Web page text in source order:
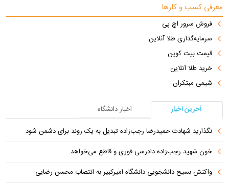
معرفی کسب و کارها
فروش سرور اچ پی
سرمایه‌گذاری طلا آنلاین
قیمت بیت کوین
خرید طلا آنلاین
شیمی مبتکران
آخرین اخبار
اخبار دانشگاه
نگذارید شهادت حمیدرضا رجب‌زاده تبدیل به یک روند برای دشمن شود
خون شهید رجب‌زاده دادرسی فوری و قاطع می‌خواهد
واکنش بسیج دانشجویی دانشگاه امیرکبیر به انتصاب محسن رضایی